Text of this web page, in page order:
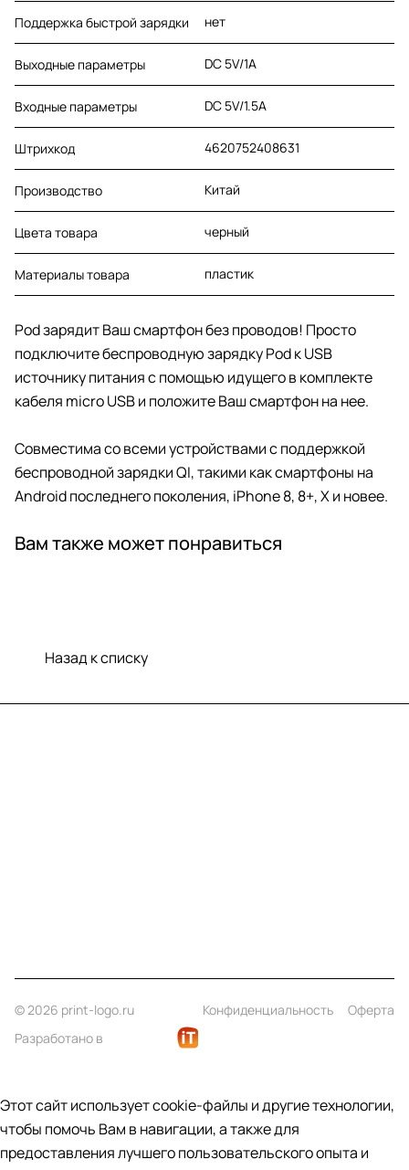
Поддержка быстрой зарядки нет
Выходные параметры DC 5V/1A
Входные параметры DC 5V/1.5A
Штрихкод 4620752408631
Производство Китай
Цвета товара черный
Материалы товара пластик
Pod зарядит Ваш смартфон без проводов! Просто
подключите беспроводную зарядку Pod к USB
источнику питания с помощью идущего в комплекте
кабеля micro USB и положите Ваш смартфон на нее.
Совместима со всеми устройствами с поддержкой
беспроводной зарядки QI, такими как смартфоны на
Android последнего поколения, iPhone 8, 8+, X и новее.
Вам также может понравиться
Назад к списку
© 2026 print-logo.ru Конфиденциальность
Оферта
Разработано в
Этот сайт использует cookie-файлы и другие технологии,
чтобы помочь Вам в навигации, а также для
предоставления лучшего пользовательского опыта и